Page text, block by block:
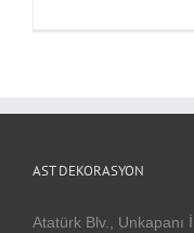
AST DEKORASYON
Atatürk Blv., Unkapanı